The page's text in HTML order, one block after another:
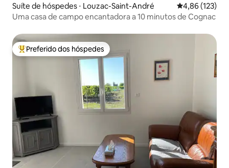
Suíte de hóspedes ⋅ Louzac-Saint-André 4,86 de uma
4,86 (123)
Uma casa de campo encantadora a 10 minutos de Cognac
Entre os melhores preferidos dos hóspedes
Preferido dos hóspedes